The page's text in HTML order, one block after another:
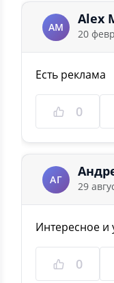
AM
Alex
20
Есть реклама
0
АГ
29
Интересное
0